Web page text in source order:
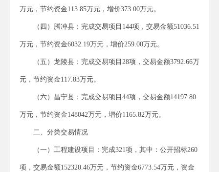
万元，节约资金113.85万元，增价373.00万元。
（四）腾冲县：完成交易项目144项，交易金额51036.51
万元，节约资金6032.19万元，增价259.00万元。
（五）龙陵县：完成交易项目28项，交易金额3792.66万
元，节约资金117.83万元。
（六）昌宁县：完成交易项目44项，交易金额14197.80
万元，节约资金148042万元，增价1165.82万元。
二、分类交易情况
（一）工程建设项目：完成321项，其中：公开招标260
项，交易金额152320.46万元，节约资金6773.54万元，资金